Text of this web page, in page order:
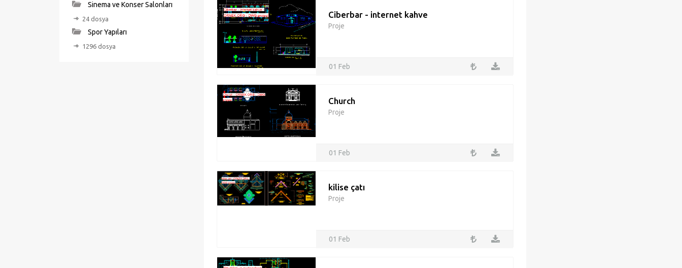
Sinema ve Konser Salonları
24 dosya
Spor Yapıları
1296 dosya
Ciberbar - internet kahve
Proje
01 Feb
Church
Proje
01 Feb
kilise çatı
Proje
01 Feb